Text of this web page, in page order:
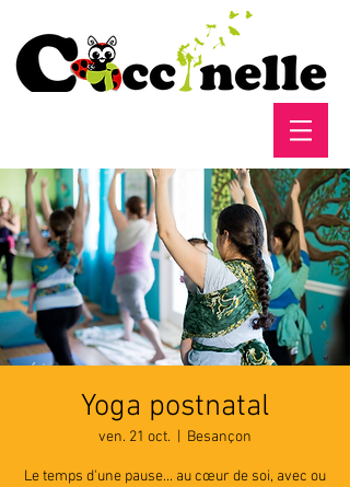
Yoga postnatal
ven. 21 oct. Besançon
Le temps d'une pause... au cœur de soi, avec ou